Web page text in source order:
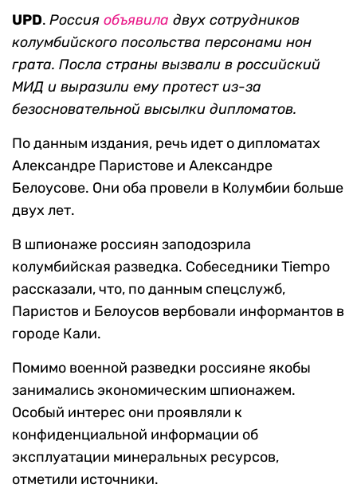
UPD. Россия объявила двух сотрудников
колумбийского посольства персонами нон
грата. Посла страны вызвали в российский
МИД и выразили ему протест из-за
безосновательной высылки дипломатов.
По данным издания, речь идет о дипломатах
Александре Паристове и Александре
Белоусове. Они оба провели в Колумбии больше
двух лет.
В шпионаже россиян заподозрила
колумбийская разведка. Собеседники Tiempo
рассказали, что, по данным спецслужб,
Паристов и Белоусов вербовали информантов в
городе Кали.
Помимо военной разведки россияне якобы
занимались экономическим шпионажем.
Особый интерес они проявляли к
конфиденциальной информации об
эксплуатации минеральных ресурсов,
отметили источники.